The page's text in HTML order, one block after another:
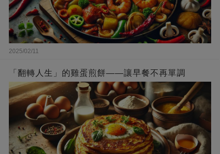
2025/02/11
「翻轉人生」的雞蛋煎餅——讓早餐不再單調